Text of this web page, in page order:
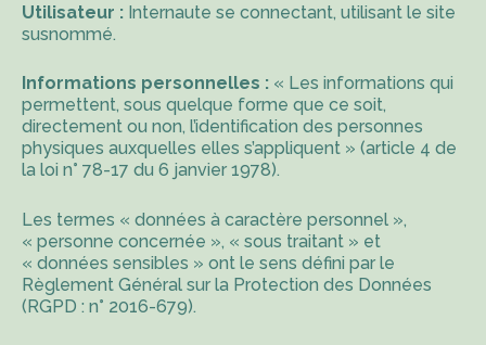
Utilisateur : Internaute se connectant, utilisant le site
susnommé.
Informations personnelles : « Les informations qui
permettent, sous quelque forme que ce soit,
directement ou non, l’identification des personnes
physiques auxquelles elles s’appliquent » (article 4 de
la loi n° 78-17 du 6 janvier 1978).
Les termes « données à caractère personnel »,
« personne concernée », « sous traitant » et
« données sensibles » ont le sens défini par le
Règlement Général sur la Protection des Données
(RGPD : n° 2016-679).